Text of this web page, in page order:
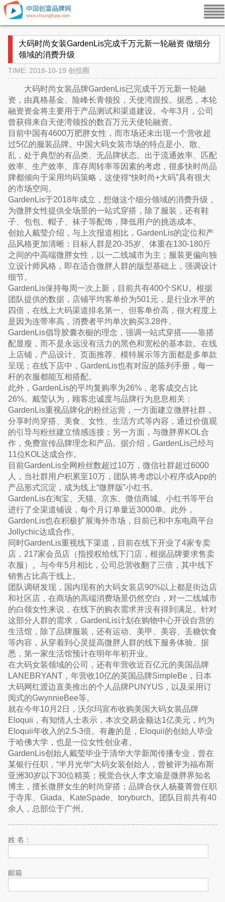
大码时尚女装GardenLis完成千万元新一轮融资 做细分
领域的消费升级
TIME: 2018-10-19 创投圈
大码时尚女装品牌GardenLis已完成千万元新一轮融
资，由真格基金、险峰长青领投，天使湾跟投。据悉，本轮
融资资金将主要用于产品测试和渠道建设。今年3月，公司
曾获得来自天使湾领投的数百万元天使轮融资。
目前中国有4600万肥胖女性，而市场还未出现一个营收超
过5亿的服装品牌。中国大码女装市场的特点是小、散、
乱，处于典型的有品类、无品牌状态。出于流通效率、匹配
效率、生产效率、库存周转率等因素的考虑，很多快时尚品
牌都倾向于采用均码策略，这使得“快时尚+大码”具有很大
的市场空间。
GardenLis于2018年成立，想做这个细分领域的消费升级，
为微胖女性提供全场景的一站式穿搭，除了服装，还有鞋
子、包包、帽子、袜子等配饰，降低用户的挑选成本。
创始人戴莹介绍，与上次报道相比，GardenLis的定位和产
品风格更加清晰：目标人群是20-35岁、体重在130-180斤
之间的中高端微胖女性，以一二线城市为主；服装更偏向独
立设计师风格，即在适合微胖人群的版型基础上，强调设计
细节。
GardenLis保持每周一次上新，目前共有400个SKU。根据
团队提供的数据，店铺平均客单价为501元，是行业水平的
四倍，在线上大码渠道排名第一。但客单价高，很大程度上
是因为连带率高，消费者平均单次购买3.28件。
GardenLis倡导胶囊衣橱的理念，强调一站式穿搭——靠搭
配显瘦，而不是永远没有活力的黑色和宽松的基本款。在线
上店铺，产品设计、页面推荐、模特展示等方面都是多单款
呈现；在线下店中，GardenLis也有对应的陈列手册，每一
杆的衣服都能互相搭配。
此外，GardenLis的平均复购率为26%，老客成交占比
26%。戴莹认为，顾客忠诚度与品牌行为息息相关：
GardenLis重视品牌化的粉丝运营，一方面建立微胖社群，
分享时尚穿搭、美食、女性、生活方式等内容，通过价值观
的引导与粉丝建立情感连接；另一方面，与微胖界KOL合
作，免费宣传品牌理念和产品。据介绍，GardenLis已经与
11位KOL达成合作。
目前GardenLis全网粉丝数超过10万，微信社群超过6000
人，当社群用户积累至10万，团队将考虑以小程序或App的
产品形式沉淀，成为线上“微胖版”小红书。
GardenLis在淘宝、天猫、京东、微信商城、小红书等平台
进行了全渠道铺设，每个月订单量近3000单。此外，
GardenLis也在积极扩展海外市场，目前已和中东电商平台
Jollychic达成合作。
同时GardenLis重视线下渠道，目前在线下开业了4家专卖
店，217家会员店（指授权给线下门店，根据品牌要求售卖
衣服）。与今年5月相比，公司总营收翻了三倍，其中线下
销售占比高于线上。
团队调研发现，国内现有的大码女装店90%以上都是街边店
和社区店，在商场的高端消费场景仍然空白，对一二线城市
的白领女性来说，在线下的购衣需求并没有得到满足。针对
这部分人群的需求，GardenLis计划在购物中心开设自营的
生活馆，除了品牌服装，还有运动、美甲、美容、丢糖饮食
等内容，从穿着到心灵提高微胖人群的线下服务体验。据
悉，第一家生活馆预计在明年年初开业。
在大码女装领域的公司，还有年营收近百亿元的美国品牌
LANEBRYANT，年营收10亿的英国品牌SimpleBe，日本
大码网红渡边直美推出的个人品牌PUNYUS，以及采用订
阅式的GwynnieBee等。
就在今年10月2日，沃尔玛宣布收购美国大码女装品牌
Eloquii，有知情人士表示，本次交易金额达1亿美元，约为
Eloquii年收入的2.5-3倍。有趣的是，Eloquii的创始人毕业
于哈佛大学，也是一位女性创业者。
GardenLis创始人戴莹毕业于清华大学新闻传播专业，曾在
某银行任职，“半月光华”大码女装创始人，曾被评为福布斯
亚洲30岁以下30位精英；视觉合伙人李文瑜是微胖界知名
博主，擅长微胖女生的时尚穿搭；品牌合伙人杨蔓菁曾任职
于寺库、Giada、KateSpade、toryburch。团队目前共有40
余人，总部位于广州。
姓 名：
邮箱